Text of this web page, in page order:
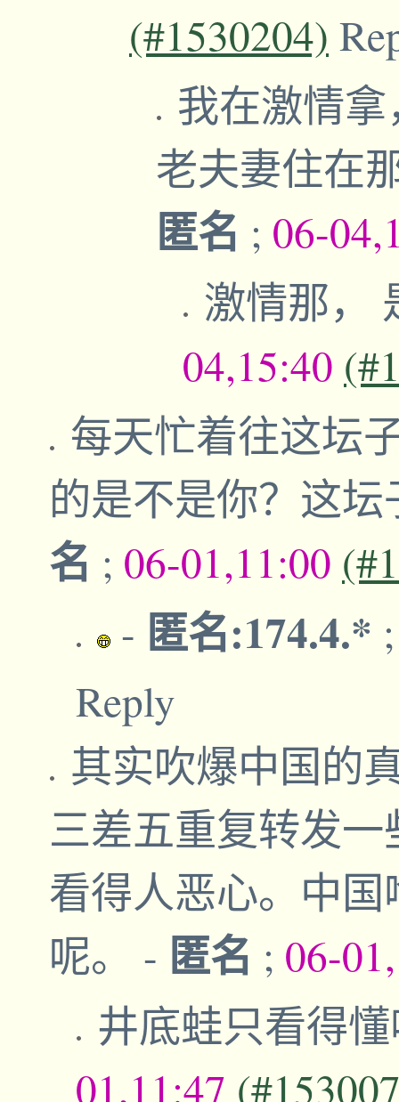
(#1530204)
我在激情
老夫妻住在
匿名 ; 06-
激情那，
04,15:40
每天忙着往这坛
的是不是你？这
名 ; 06-01,11:00
- 匿名:174.4.*
Reply
其实吹爆中国的
三差五重复转发
看得人恶心。中
呢。 - 匿名 ; 06-
井底蛙只看得
01,11:47